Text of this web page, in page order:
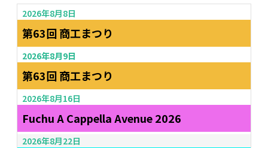
2026年8月8日
第63回 商工まつり
2026年8月9日
第63回 商工まつり
2026年8月16日
Fuchu A Cappella Avenue 2026
2026年8月22日